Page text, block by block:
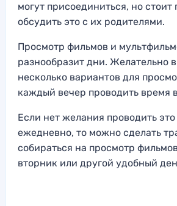
могут присоединиться, но стоит
обсудить это с их родителями.
Просмотр фильмов и
разнообразит дни. Желательно
несколько вариантов для
каждый вечер проводить время
Если нет желания проводить
ежедневно, то можно сделать
собираться на просмотр
вторник или другой удобный